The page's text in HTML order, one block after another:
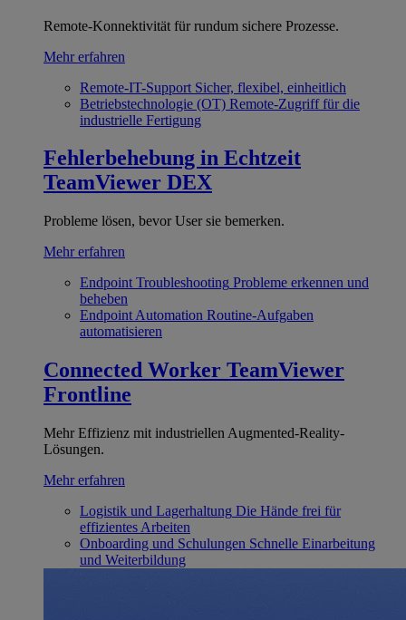
Remote-Konnektivität für rundum sichere Prozesse.
Mehr erfahren
Remote-IT-Support Sicher, flexibel, einheitlich
Betriebstechnologie (OT) Remote-Zugriff für die
industrielle Fertigung
Fehlerbehebung in Echtzeit
TeamViewer DEX
Probleme lösen, bevor User sie bemerken.
Mehr erfahren
Endpoint Troubleshooting Probleme erkennen und
beheben
Endpoint Automation Routine-Aufgaben
automatisieren
Connected Worker TeamViewer
Frontline
Mehr Effizienz mit industriellen Augmented-Reality-
Lösungen.
Mehr erfahren
Logistik und Lagerhaltung Die Hände frei für
effizientes Arbeiten
Onboarding und Schulungen Schnelle Einarbeitung
und Weiterbildung